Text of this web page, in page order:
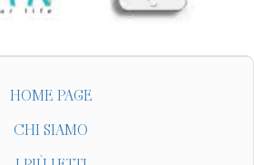
HOME PAGE
CHI SIAMO